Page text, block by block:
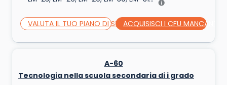
VALUTA IL TUO PIANO DI STUDIACQUISISCI I CFU MANCANTI
A-60
Tecnologia nella scuola secondaria di i grado